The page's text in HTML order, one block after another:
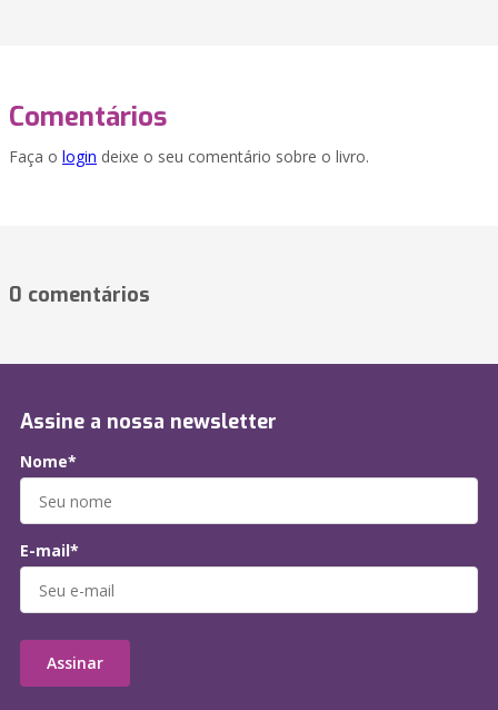
Comentários
Faça o login deixe o seu comentário sobre o livro.
0 comentários
Assine a nossa newsletter
Nome*
E-mail*
Assinar